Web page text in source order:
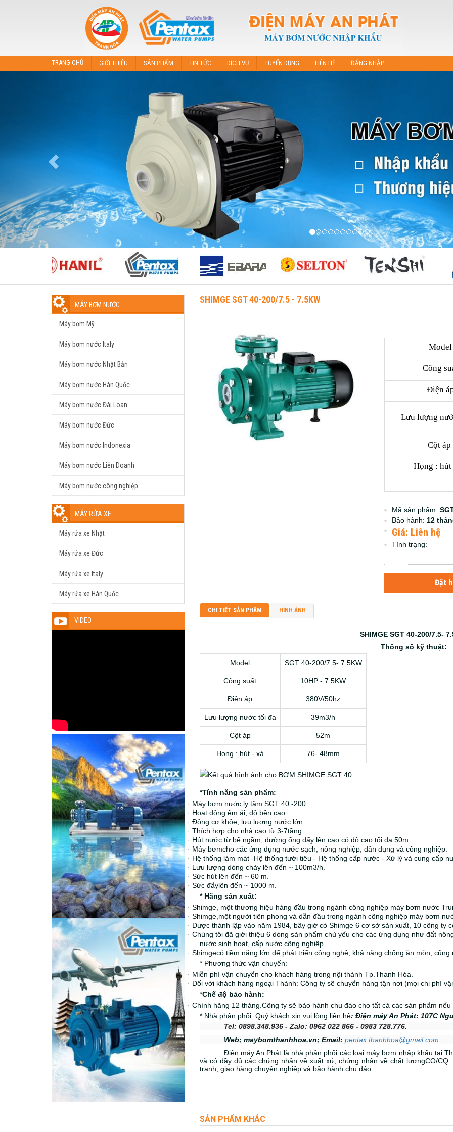
TRANG CHỦ GIỚI THIỆU SẢN PHẨM TIN TỨC DỊCH VỤ TUYỂN DỤNG LIÊN HỆ ĐĂNG NHẬP
MÁY BƠM NƯỚC
Máy bơm Mỹ
Máy bơm nước Italy
Máy bơm nước Nhật Bản
Máy bơm nước Hàn Quốc
Máy bơm nước Đài Loan
Máy bơm nước Đức
Máy bơm nước Indonexia
Máy bơm nước Liên Doanh
Máy bơm nước công nghiệp
MÁY RỬA XE
Máy rửa xe Nhật
Máy rửa xe Đức
Máy rửa xe Italy
Máy rửa xe Hàn Quốc
VIDEO
SHIMGE SGT 40-200/7.5 - 7.5KW
Model
Công
Điện
Lưu lượng
Cột áp
Họng :
Mã sản phẩm:
Bảo hành:12
Giá: Liên hệ
Tình trạng:
Đặt
CHI TIẾT SẢN PHẨM HÌNH ẢNH
SHIMGE SGT 40-200/7.5-
Thông số kỹ thuật:
Model
SGT 40-200/7.5- 7.5KW
Công suất 10HP - 7.5KW
Điện áp 380V/50hz
Lưu lượng nước tối đa 39m3/h
Cột áp 52m
Họng : hút - xả 76- 48mm
*Tính năng sản phẩm:
· Máy bơm nước ly tâm SGT 40 -200
· Hoạt động êm ái, độ bền cao
· Động cơ khỏe, lưu lượng nước lớn
· Thích hợp cho nhà cao từ 3-7tầng
· Hút nước từ bể ngầm, đường ống đẩy lên cao có độ cao tối đa 50m
· Máy bơmcho các ứng dụng nước sạch, nông nghiệp, dân dụng và công nghiệp.
· Hệ thống làm mát -Hệ thống tưới tiêu - Hệ thống cấp nước - Xử lý và cung cấp
· Lưu lượng dòng chảy lên đến ~ 100m3/h.
· Sức hút lên đến ~ 60 m.
· Sức đẩylên đến ~ 1000 m.
* Hãng sản xuất:
· Shimge, một thương hiệu hàng đầu trong ngành công nghiệp máy bơm nước
· Shimge, một người tiên phong và dẫn đầu trong ngành công nghiệp máy bơm
· Được thành lập vào năm 1984, bây giờ có Shimge 6 cơ sở sản xuất, 10 công ty
· Chúng tôi đã giới thiệu 6 dòng sản phẩm chủ yếu cho các ứng dụng như đất
nước sinh hoạt, cấp nước công nghiệp.
· Shimgecó tiềm năng lớn để phát triển công nghệ, khả năng chống ăn mòn,
* Phương thức vận chuyển:
· Miễn phí vận chuyển cho khách hàng trong nội thành Tp.Thanh Hóa.
· Đối với khách hàng ngoại Thành: Công ty sẽ chuyển hàng tận nơi (mọi chi phí
*Chế độ bảo hành:
· Chính hãng 12 tháng.Công ty sẽ bảo hành chu đáo cho tất cả các sản phẩm nếu
* Nhà phân phối :Quý khách xin vui lòng liên hệ: Điện máy An Phát: 107C
Tel: 0898.348.936 - Zalo: 0962 022 866 - 0983 728.776.
Web; maybomthanhhoa.vn; Email: pentax.thanhhoa@gmail.com
Điện máy An Phát là nhà phân phối các loại máy bơm nhập khẩu tại
và có đầy đủ các chứng nhận về xuất xứ, chứng nhận về chất lượngCO/CQ.
tranh, giao hàng chuyên nghiệp và bảo hành chu đáo.
SẢN PHẨM KHÁC